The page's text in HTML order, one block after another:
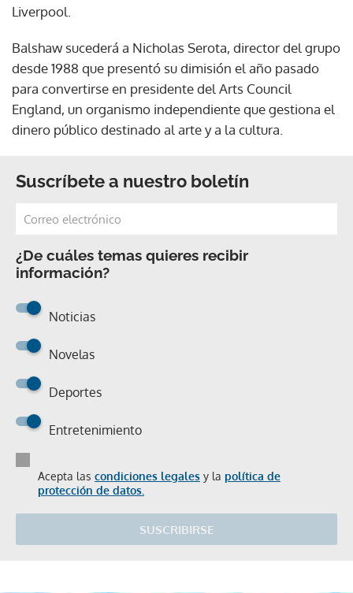
Liverpool.
Balshaw sucederá a Nicholas Serota, director del grupo
desde 1988 que presentó su dimisión el año pasado
para convertirse en presidente del Arts Council
England, un organismo independiente que gestiona el
dinero público destinado al arte y a la cultura.
Suscríbete a nuestro boletín
¿De cuáles temas quieres recibir
información?
Noticias
Novelas
Deportes
Entretenimiento
Acepta las condiciones legales y la política de
protección de datos.
SUSCRIBIRSE